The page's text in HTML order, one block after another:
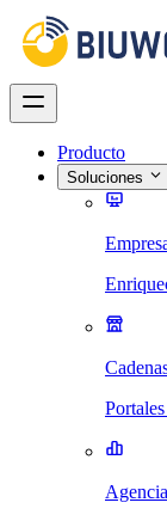
Producto
Soluciones